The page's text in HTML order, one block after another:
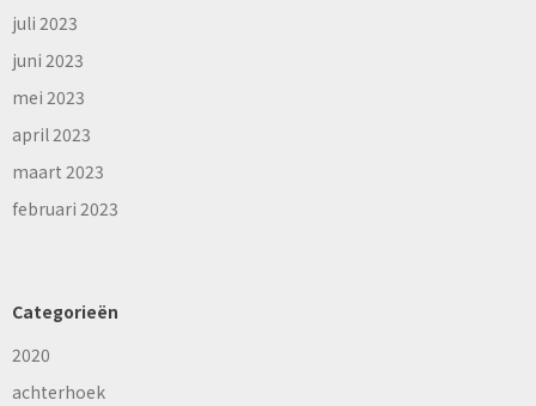
juli 2023
juni 2023
mei 2023
april 2023
maart 2023
februari 2023
Categorieën
2020
achterhoek